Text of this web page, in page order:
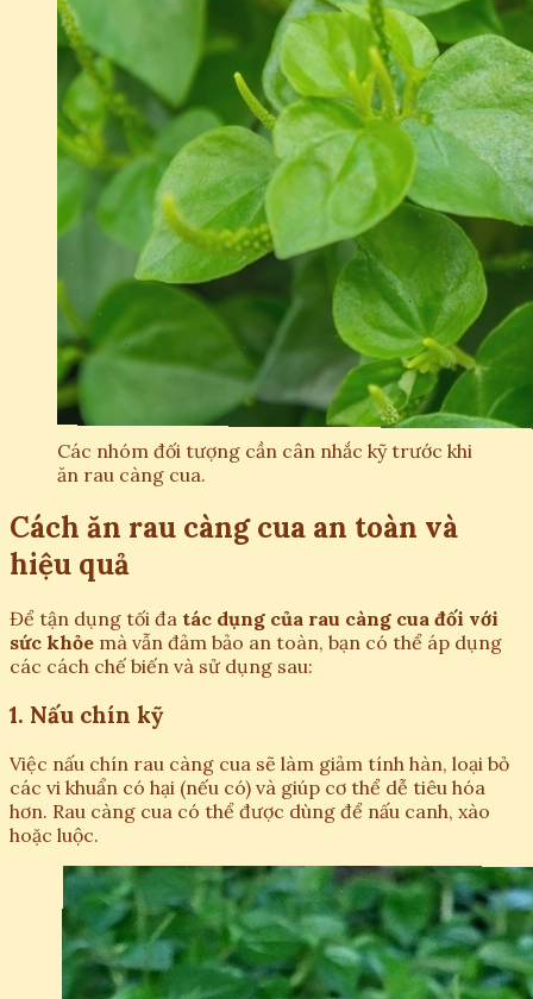
Các nhóm đối tượng cần cân nhắc kỹ trước khi
ăn rau càng cua.
Cách ăn rau càng cua an toàn và
hiệu quả
Để tận dụng tối đa tác dụng của rau càng cua đối với
sức khỏe mà vẫn đảm bảo an toàn, bạn có thể áp dụng
các cách chế biến và sử dụng sau:
1. Nấu chín kỹ
Việc nấu chín rau càng cua sẽ làm giảm tính hàn, loại bỏ
các vi khuẩn có hại (nếu có) và giúp cơ thể dễ tiêu hóa
hơn. Rau càng cua có thể được dùng để nấu canh, xào
hoặc luộc.